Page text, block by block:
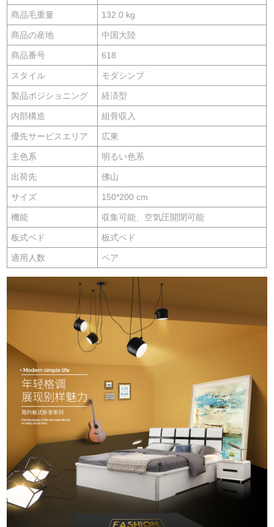
商品毛重量 132.0 kg
商品の産地 中国大陸
商品番号 618
スタイル モダシンプ
製品ポジショニング 経済型
内部構造 組骨収入
優先サービスエリア 広東
主色系 明るい色系
出荷先 佛山
サイズ 150*200 cm
機能 収集可能、空気圧開閉可能
板式ベド 板式ベド
適用人数 ペア